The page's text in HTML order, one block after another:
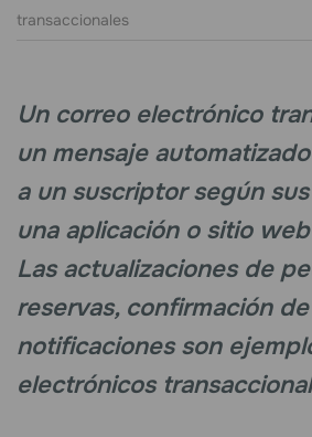
transaccionales
Un correo electrónico
un mensaje
a un suscriptor según
una aplicación o sitio
Las actualizaciones de
reservas, confirmación
notificaciones son
electrónicos